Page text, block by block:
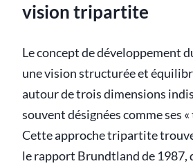
vision tripartite
Le concept de développement
une vision structurée et
autour de trois dimensions
souvent désignées comme ses
Cette approche tripartite
le rapport Brundtland de 1987,